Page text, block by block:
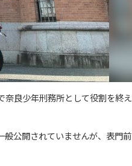
良少年刑務所として役割を終
公開されていませんが、表門